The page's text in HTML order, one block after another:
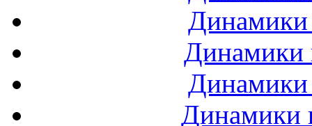
Динамики
Динамики
Динамики
Динамики